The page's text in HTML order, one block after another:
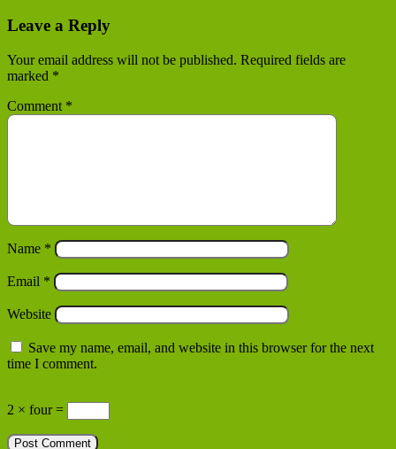
Leave a Reply
Your email address will not be published. Required fields are
marked *
Comment *
Name *
Email *
Website
Save my name, email, and website in this browser for the next
time I comment.
2 × four =